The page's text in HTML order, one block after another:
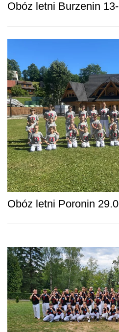
Obóz letni Burzenin
Obóz letni Poronin